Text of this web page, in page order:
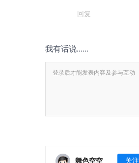
回复
我有话说......
舞色空空 关注